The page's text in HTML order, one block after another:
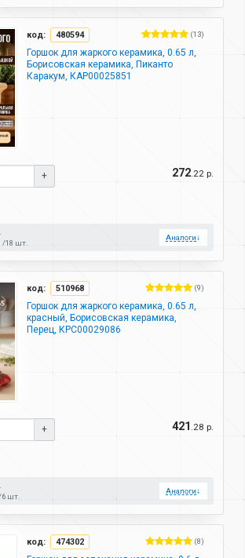
код: 480594 (13)
Горшок для жаркого керамика, 0.65 л,
Борисовская керамика, Пиканто
Каракум, КАР00025851
+ 272 .22 р.
18 шт.
Аналоги↓
код: 510968 (9)
Горшок для жаркого керамика, 0.65 л,
красный, Борисовская керамика,
Перец, КРС00029086
+ 421 .28 р.
6 шт.
Аналоги↓
код: 474302 (8)